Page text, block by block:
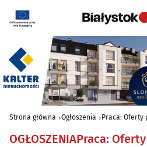
Strona główna Ogłoszenia Praca: Oferty
OGŁOSZENIAPraca: